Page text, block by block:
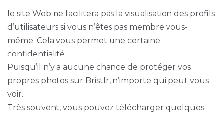
le site Web ne facilitera pas la visualisation des profils
d’utilisateurs si vous n’êtes pas membre vous-
même. Cela vous permet une certaine
confidentialité.
Puisqu’il n’y a aucune chance de protéger vos
propres photos sur Bristlr, n’importe qui peut vous
voir.
Très souvent, vous pouvez télécharger quelques